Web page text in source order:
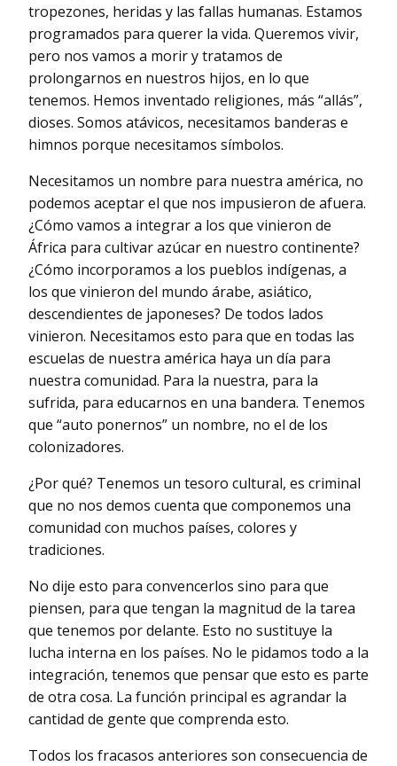
tropezones, heridas y las fallas humanas. Estamos
programados para querer la vida. Queremos vivir,
pero nos vamos a morir y tratamos de
prolongarnos en nuestros hijos, en lo que
tenemos. Hemos inventado religiones, más “allás”,
dioses. Somos atávicos, necesitamos banderas e
himnos porque necesitamos símbolos.
Necesitamos un nombre para nuestra américa, no
podemos aceptar el que nos impusieron de afuera.
¿Cómo vamos a integrar a los que vinieron de
África para cultivar azúcar en nuestro continente?
¿Cómo incorporamos a los pueblos indígenas, a
los que vinieron del mundo árabe, asiático,
descendientes de japoneses? De todos lados
vinieron. Necesitamos esto para que en todas las
escuelas de nuestra américa haya un día para
nuestra comunidad. Para la nuestra, para la
sufrida, para educarnos en una bandera. Tenemos
que “auto ponernos” un nombre, no el de los
colonizadores.
¿Por qué? Tenemos un tesoro cultural, es criminal
que no nos demos cuenta que componemos una
comunidad con muchos países, colores y
tradiciones.
No dije esto para convencerlos sino para que
piensen, para que tengan la magnitud de la tarea
que tenemos por delante. Esto no sustituye la
lucha interna en los países. No le pidamos todo a la
integración, tenemos que pensar que esto es parte
de otra cosa. La función principal es agrandar la
cantidad de gente que comprenda esto.
Todos los fracasos anteriores son consecuencia de